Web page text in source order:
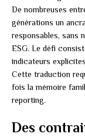
De nombreuses
générations un
responsables, sans
ESG. Le défi
indicateurs
Cette traduction
fois la mémoire
reporting.
Des